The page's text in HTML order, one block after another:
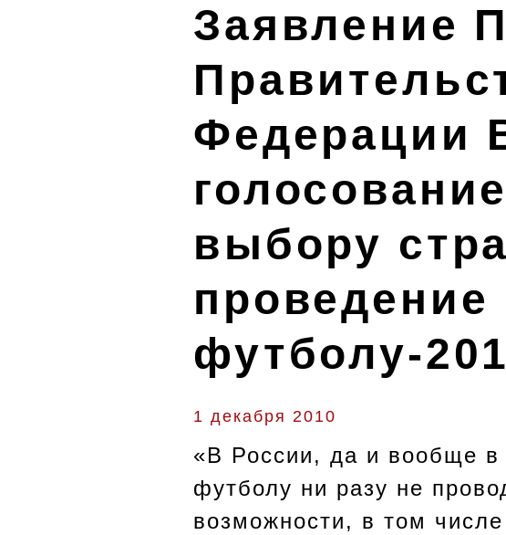
Заявление
Федерации
выбору
футболу-
1 декабря 2010
«В России, да и вообще
футболу ни разу не
возможности, в том